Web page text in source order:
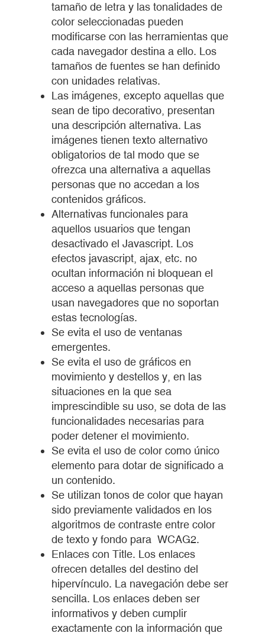
tamaño de letra y las tonalidades de
color seleccionadas pueden
modificarse con las herramientas que
cada navegador destina a ello. Los
tamaños de fuentes se han definido
con unidades relativas.
Las imágenes, excepto aquellas que
sean de tipo decorativo, presentan
una descripción alternativa. Las
imágenes tienen texto alternativo
obligatorios de tal modo que se
ofrezca una alternativa a aquellas
personas que no accedan a los
contenidos gráficos.
Alternativas funcionales para
aquellos usuarios que tengan
desactivado el Javascript. Los
efectos javascript, ajax, etc. no
ocultan información ni bloquean el
acceso a aquellas personas que
usan navegadores que no soportan
estas tecnologías.
Se evita el uso de ventanas
emergentes.
Se evita el uso de gráficos en
movimiento y destellos y, en las
situaciones en la que sea
imprescindible su uso, se dota de las
funcionalidades necesarias para
poder detener el movimiento.
Se evita el uso de color como único
elemento para dotar de significado a
un contenido.
Se utilizan tonos de color que hayan
sido previamente validados en los
algoritmos de contraste entre color
de texto y fondo para WCAG2.
Enlaces con Title. Los enlaces
ofrecen detalles del destino del
hipervínculo. La navegación debe ser
sencilla. Los enlaces deben ser
informativos y deben cumplir
exactamente con la información que